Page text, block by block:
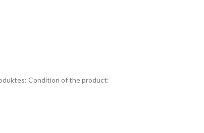
Condition of the product: